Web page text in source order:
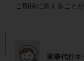
ご期待に添えること
家事代行キ